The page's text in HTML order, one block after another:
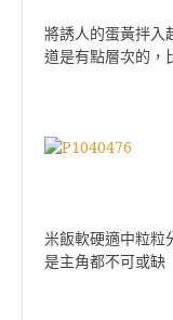
將誘人的蛋黃拌入
道是有點層次的，
米飯軟硬適中粒粒
是主角都不可或缺